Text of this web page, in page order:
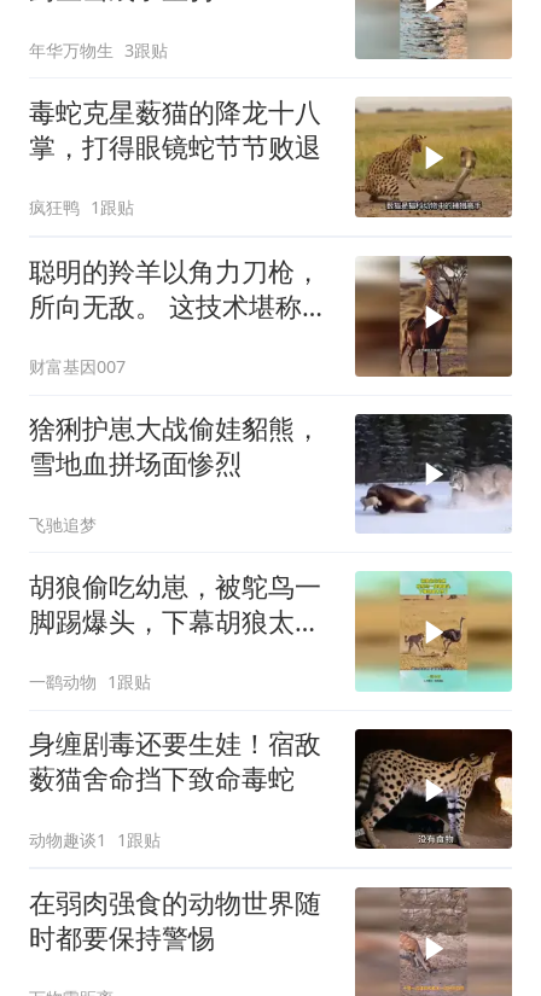
年华万物生 3跟贴
毒蛇克星薮猫的降龙十八
掌，打得眼镜蛇节节败退
疯狂鸭 1跟贴
聪明的羚羊以角力刀枪，
所向无敌。 这技术堪称杂
财富基因007
猞猁护崽大战偷娃貂熊，
雪地血拼场面惨烈
飞驰追梦
胡狼偷吃幼崽，被鸵鸟一
脚踢爆头，下幕胡狼太惨
一鹞动物 1跟贴
身缠剧毒还要生娃！宿敌
薮猫舍命挡下致命毒蛇
动物趣谈1 1跟贴
在弱肉强食的动物世界随
时都要保持警惕